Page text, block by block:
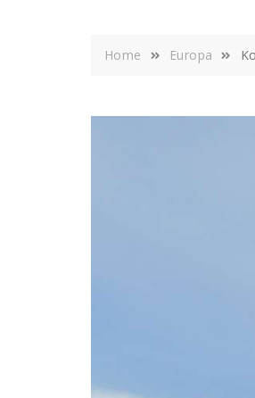
Home Europa